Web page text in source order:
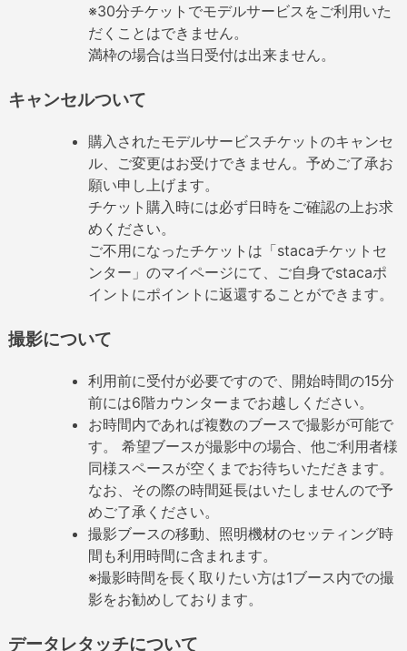
※30分チケットでモデルサービスをご利用いた
だくことはできません。
満枠の場合は当日受付は出来ません。
キャンセルついて
購入されたモデルサービスチケットのキャンセ
ル、ご変更はお受けできません。予めご了承お
願い申し上げます。
チケット購入時には必ず日時をご確認の上お求
めください。
ご不用になったチケットは「stacaチケットセ
ンター」のマイページにて、ご自身でstacaポ
イントにポイントに返還することができます。
撮影について
利用前に受付が必要ですので、開始時間の15分
前には6階カウンターまでお越しください。
お時間内であれば複数のブースで撮影が可能で
す。 希望ブースが撮影中の場合、他ご利用者様
同様スペースが空くまでお待ちいただきます。
なお、その際の時間延長はいたしませんので予
めご了承ください。
撮影ブースの移動、照明機材のセッティング時
間も利用時間に含まれます。
※撮影時間を長く取りたい方は1ブース内での撮
影をお勧めしております。
データレタッチについて